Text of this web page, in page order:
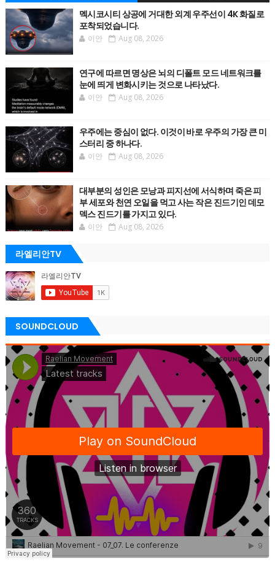
멕시코시티 상공에 거대한 외계 우주선이 4K 화질로
포착되었습니다.
이안 Aug 08, 2026
연구에 따르면 명상은 뇌의 디폴트 모드 네트워크를
눈에 띄게 변화시키는 것으로 나타났다.
이안 Aug 08, 2026
우주에는 중심이 없다. 이것이 바로 우주의 가장 큰 미
스터리 중 하나다.
이안 Aug 08, 2026
대부분의 성인은 모낭과 피지선에 서식하며 죽은 피
부 세포와 천연 오일을 먹고 사는 작은 진드기인 데모
덱스 진드기를 가지고 있다.
이안 Aug 08, 2026
라엘리안TV
SOUNDCLOUD